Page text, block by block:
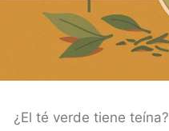
¿El té verde tiene teína?